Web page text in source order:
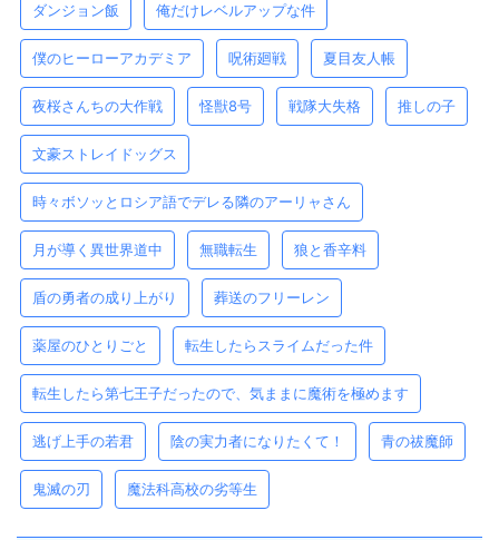
ダンジョン飯 俺だけレベルアップな件
僕のヒーローアカデミア 呪術廻戦 夏目友人帳
夜桜さんちの大作戦 怪獣8号 戦隊大失格 推しの子
文豪ストレイドッグス
時々ボソッとロシア語でデレる隣のアーリャさん
月が導く異世界道中 無職転生 狼と香辛料
盾の勇者の成り上がり 葬送のフリーレン
薬屋のひとりごと 転生したらスライムだった件
転生したら第七王子だったので、気ままに魔術を極めます
逃げ上手の若君 陰の実力者になりたくて！ 青の祓魔師
鬼滅の刃 魔法科高校の劣等生